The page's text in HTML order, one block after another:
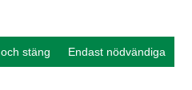
stäng Endast nödvändiga